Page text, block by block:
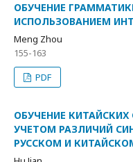
ОБУЧЕНИЕ
ИСПОЛЬЗОВАНИЕМ
Meng Zhou
155-163
PDF
ОБУЧЕНИЕ
УЧЕТОМ РАЗЛИЧИЙ
РУССКОМ И